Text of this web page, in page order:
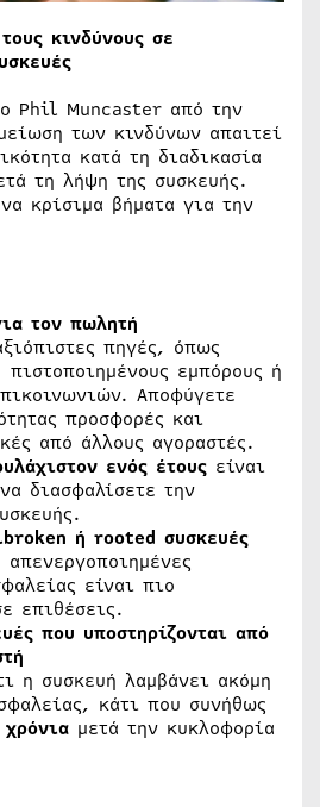
κινδύνους σε
Phil Muncaster από την
των κινδύνων απαιτεί
κατά τη διαδικασία
τη λήψη της συσκευής.
κρίσιμα βήματα για την
τον πωλητή
πηγές, όπως
πιστοποιημένους εμπόρους ή
Αποφύγετε
προσφορές και
από άλλους αγοραστές.
ενός έτους είναι
διασφαλίσετε την
ή rooted συσκευές
είναι πιο
επιθέσεις.
που υποστηρίζονται από
η συσκευή λαμβάνει ακόμη
κάτι που συνήθως
μετά την κυκλοφορία